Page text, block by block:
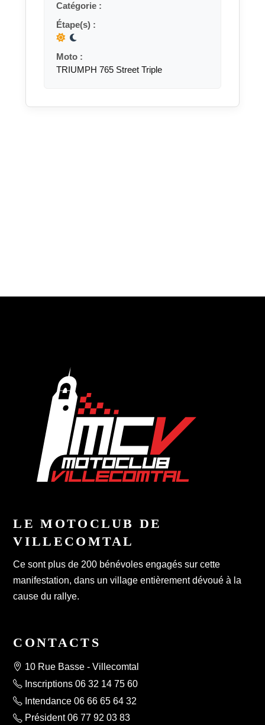
Catégorie :
Étape(s) :
Moto :
TRIUMPH 765 Street Triple
LE MOTOCLUB DE
VILLECOMTAL
Ce sont plus de 200 bénévoles engagés sur cette
manifestation, dans un village entièrement dévoué à la
cause du rallye.
CONTACTS
10 Rue Basse - Villecomtal
Inscriptions 06 32 14 75 60
Intendance 06 66 65 64 32
Président 06 77 92 03 83